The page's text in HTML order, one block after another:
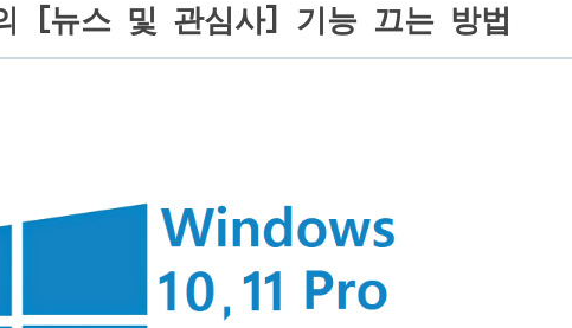
[뉴스 및 관심사] 기능 끄는 방법